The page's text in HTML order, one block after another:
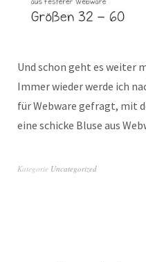
Und schon geht es weiter
Immer wieder werde ich
für Webware gefragt, mit
eine schicke Bluse aus
Kategorie Uncategorized